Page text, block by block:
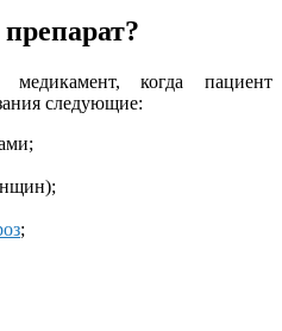
когда пациент
следующие:
;